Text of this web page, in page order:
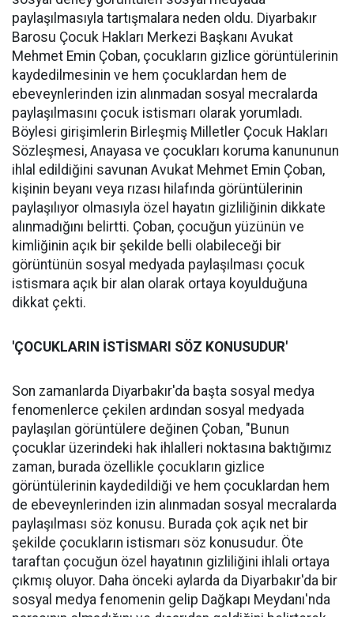
paylaşılmasıyla tartışmalara neden oldu. Diyarbakır
Barosu Çocuk Hakları Merkezi Başkanı Avukat
Mehmet Emin Çoban, çocukların gizlice görüntülerinin
kaydedilmesinin ve hem çocuklardan hem de
ebeveynlerinden izin alınmadan sosyal mecralarda
paylaşılmasını çocuk istismarı olarak yorumladı.
Böylesi girişimlerin Birleşmiş Milletler Çocuk Hakları
Sözleşmesi, Anayasa ve çocukları koruma kanununun
ihlal edildiğini savunan Avukat Mehmet Emin Çoban,
kişinin beyanı veya rızası hilafında görüntülerinin
paylaşılıyor olmasıyla özel hayatın gizliliğinin dikkate
alınmadığını belirtti. Çoban, çocuğun yüzünün ve
kimliğinin açık bir şekilde belli olabileceği bir
görüntünün sosyal medyada paylaşılması çocuk
istismara açık bir alan olarak ortaya koyulduğuna
dikkat çekti.
'ÇOCUKLARIN İSTİSMARI SÖZ KONUSUDUR'
Son zamanlarda Diyarbakır'da başta sosyal medya
fenomenlerce çekilen ardından sosyal medyada
paylaşılan görüntülere değinen Çoban, "Bunun
çocuklar üzerindeki hak ihlalleri noktasına baktığımız
zaman, burada özellikle çocukların gizlice
görüntülerinin kaydedildiği ve hem çocuklardan hem
de ebeveynlerinden izin alınmadan sosyal mecralarda
paylaşılması söz konusu. Burada çok açık net bir
şekilde çocukların istismarı söz konusudur. Öte
taraftan çocuğun özel hayatının gizliliğini ihlali ortaya
çıkmış oluyor. Daha önceki aylarda da Diyarbakır'da bir
sosyal medya fenomenin gelip Dağkapı Meydanı'nda